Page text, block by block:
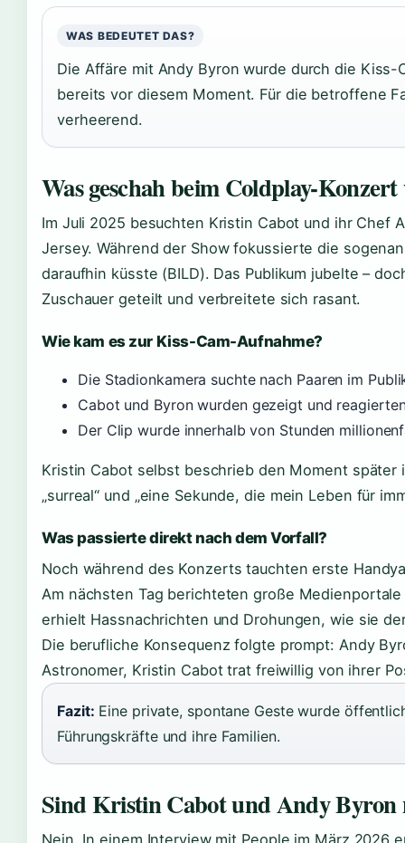
WAS BEDEUTET DAS?
Die Affäre mit Andy Byron wurde durch die
bereits vor diesem Moment. Für die betroffene
verheerend.
Was geschah beim Coldplay-
Im Juli 2025 besuchten Kristin Cabot und ihr Chef
Jersey. Während der Show fokussierte die
daraufhin küsste (BILD). Das Publikum jubelte –
Zuschauer geteilt und verbreitete sich rasant.
Wie kam es zur Kiss-Cam-Aufnahme?
Die Stadionkamera suchte nach Paaren im
Cabot und Byron wurden gezeigt und
Der Clip wurde innerhalb von Stunden
Kristin Cabot selbst beschrieb den Moment später
„surreal“ und „eine Sekunde, die mein Leben für
Was passierte direkt nach dem Vorfall?
Noch während des Konzerts tauchten erste
Am nächsten Tag berichteten große
erhielt Hassnachrichten und Drohungen, wie sie
Die berufliche Konsequenz folgte prompt: Andy
Astronomer, Kristin Cabot trat freiwillig von ihrer
Fazit: Eine private, spontane Geste wurde
Führungskräfte und ihre Familien.
Sind Kristin Cabot und Andy Byron